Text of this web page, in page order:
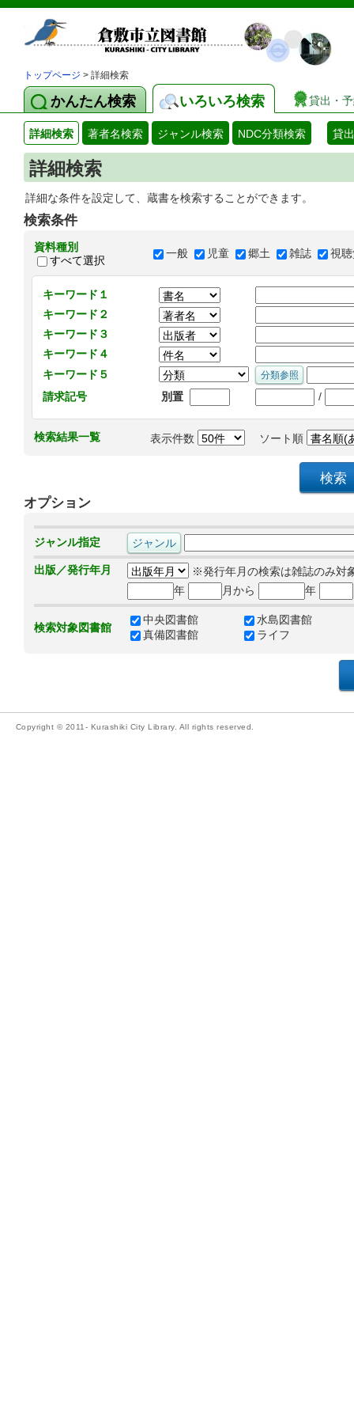
トップページ > 詳細検索
かんたん検索 いろいろ検索 貸出・
詳細検索 著者名検索 ジャンル検索 NDC分類検索 貸
詳細検索
詳細な条件を設定して、蔵書を検索することができます。
検索条件
資料種別
すべて選択
一般 児童 郷土 雑誌 視
キーワード１
キーワード２
キーワード３
キーワード４
キーワード５
請求記号
別置 /
検索結果一覧 表示件数 ソート順
オプション
ジャンル指定
出版／発行年月
※発行年月の検索は雑誌のみ対
年
月から 年
検索対象図書館
中央図書館
水島図書館
真備図書館
ライフ
Copyright © 2011- Kurashiki City Library. All rights reserved.